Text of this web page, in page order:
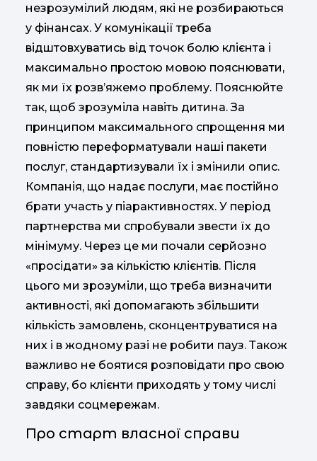
незрозумілий людям, які не розбираються
у фінансах. У комунікації треба
відштовхуватись від точок болю клієнта і
максимально простою мовою пояснювати,
як ми їх розв’яжемо проблему. Пояснюйте
так, щоб зрозуміла навіть дитина. За
принципом максимального спрощення ми
повністю переформатували наші пакети
послуг, стандартизували їх і змінили опис.
Компанія, що надає послуги, має постійно
брати участь у піарактивностях. У період
партнерства ми спробували звести їх до
мінімуму. Через це ми почали серйозно
«просідати» за кількістю клієнтів. Після
цього ми зрозуміли, що треба визначити
активності, які допомагають збільшити
кількість замовлень, сконцентруватися на
них і в жодному разі не робити пауз. Також
важливо не боятися розповідати про свою
справу, бо клієнти приходять у тому числі
завдяки соцмережам.
Про старт власної справи